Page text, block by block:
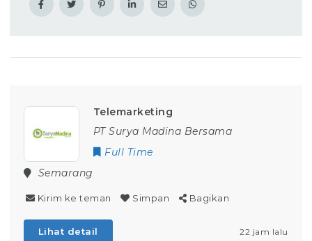
Telemarketing
PT Surya Madina Bersama
Full Time
Semarang
Kirim ke teman Simpan Bagikan
Lihat detail 22 jam lalu